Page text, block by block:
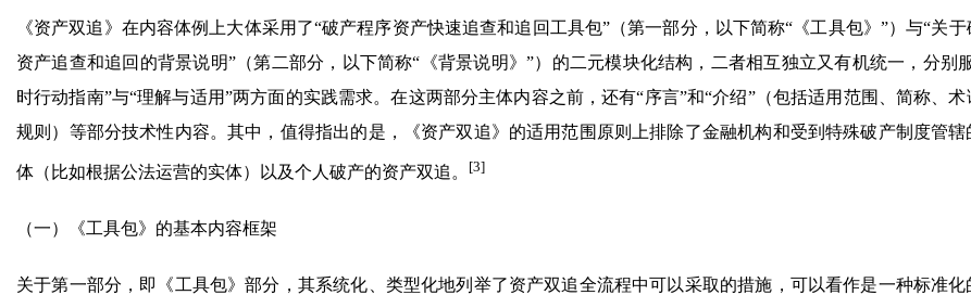
《资产双追》在内容体例上大体采用了“破产程序资产快速追查和追回工具包”（第一部分，以下简称“《工具包》”）与“关
资产追查和追回的背景说明”（第二部分，以下简称“《背景说明》”）的二元模块化结构，二者相互独立又有机统一，分别
时行动指南”与“理解与适用”两方面的实践需求。在这两部分主体内容之前，还有“序言”和“介绍”（包括适用范围、简称、术
规则）等部分技术性内容。其中，值得指出的是，《资产双追》的适用范围原则上排除了金融机构和受到特殊破产制度管辖
体（比如根据公法运营的实体）以及个人破产的资产双追。 [3]
（一）《工具包》的基本内容框架
关于第一部分，即《工具包》部分，其系统化、类型化地列举了资产双追全流程中可以采取的措施，可以看作是一种标准化